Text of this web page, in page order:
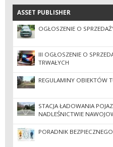
ASSET PUBLISHER
ASSET PUBLISHER
OGŁOSZENIE O
III OGŁOSZENIE O
TRWAŁYCH
REGULAMINY OBIEKTÓW
STACJA ŁADOWANIA
NADLEŚNICTWIE
PORADNIK